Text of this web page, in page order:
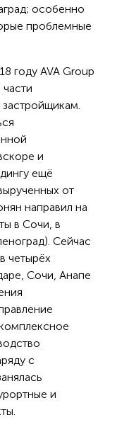
особенно
проблемные
году AVA Group
и
ещё
от
направил на
в Сочи, в
Сейчас
четырёх
Сочи, Анапе
с
и